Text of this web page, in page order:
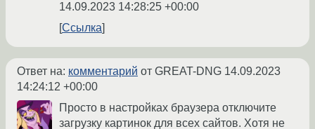
14.09.2023 14:28:25 +00:00
Ссылка
Ответ на: комментарий от GREAT-DNG 14.09.2023
14:24:12 +00:00
Просто в настройках браузера отключите
загрузку картинок для всех сайтов. Хотя не